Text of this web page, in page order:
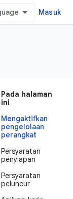
Masuk
Pada halaman
ini
Mengaktifkan
pengelolaan
perangkat
Persyaratan
penyiapan
Persyaratan
peluncur